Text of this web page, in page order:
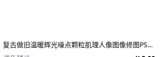
复古做旧温暖辉光噪点颗粒肌理人像图像修图PS特效滤镜插件样机模板+LUT调色预设 EFCO LOOKS: VERSION 1.0